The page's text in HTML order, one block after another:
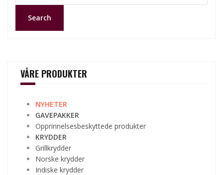
Search
VÅRE PRODUKTER
NYHETER
GAVEPAKKER
Opprinnelsesbeskyttede produkter
KRYDDER
Grillkrydder
Norske krydder
Indiske krydder